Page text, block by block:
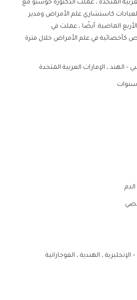
المتحدة ، عملت الدكتورة خوشبو مع
كاستشاري علم الأمراض ومدير
الماضية. أيضًا ، عملت في
في علم الأمراض خلال فترة
الهند ، الإمارات العربية المتحدة
، الهندية ، الغوجاراتية